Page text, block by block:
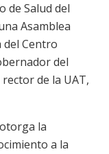
de Salud del
Asamblea
del Centro
del
de la UAT,
la
a la